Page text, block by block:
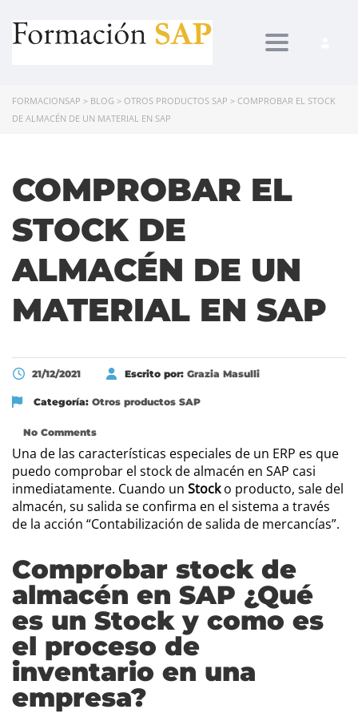
Toggle
FORMACIONSAP > BLOG > OTROS PRODUCTOS SAP > COMPROBAR EL STOCK
DE ALMACÉN DE UN MATERIAL EN SAP
COMPROBAR EL
STOCK DE
ALMACÉN DE UN
MATERIAL EN SAP
21/12/2021 Escrito por: Grazia Masulli
Categoría: Otros productos SAP
No Comments
Una de las características especiales de un ERP es que
puedo comprobar el stock de almacén en SAP casi
inmediatamente. Cuando un Stocko producto, sale del
almacén, su salida se confirma en el sistema a través
de la acción “Contabilización de salida de mercancías”.
Comprobar stock de
almacén en SAP ¿Qué
es un Stock y como es
el proceso de
inventario en una
empresa?